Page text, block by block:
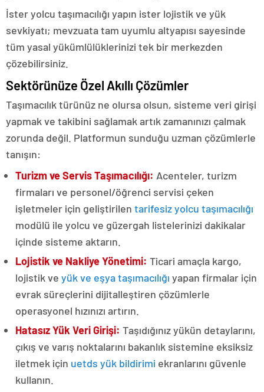
İster yolcu taşımacılığı yapın ister lojistik ve yük
sevkiyatı; mevzuata tam uyumlu altyapısı sayesinde
tüm yasal yükümlülüklerinizi tek bir merkezden
çözebilirsiniz.
Sektörünüze Özel Akıllı Çözümler
Taşımacılık türünüz ne olursa olsun, sisteme veri girişi
yapmak ve takibini sağlamak artık zamanınızı çalmak
zorunda değil. Platformun sunduğu uzman çözümlerle
tanışın:
Turizm ve Servis Taşımacılığı: Acenteler, turizm
firmaları ve personel/öğrenci servisi çeken
işletmeler için geliştirilen tarifesiz yolcu taşımacılığı
modülü ile yolcu ve güzergah listelerinizi dakikalar
içinde sisteme aktarın.
Lojistik ve Nakliye Yönetimi: Ticari amaçla kargo,
lojistik ve yük ve eşya taşımacılığı yapan firmalar için
evrak süreçlerini dijitalleştiren çözümlerle
operasyonel hızınızı artırın.
Hatasız Yük Veri Girişi: Taşıdığınız yükün detaylarını,
çıkış ve varış noktalarını bakanlık sistemine eksiksiz
iletmek için uetds yük bildirimi ekranlarını güvenle
kullanın.